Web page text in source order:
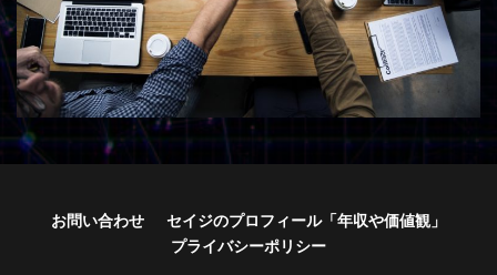
お問い合わせ
セイジのプロフィール「年収や価値観」
プライバシーポリシー